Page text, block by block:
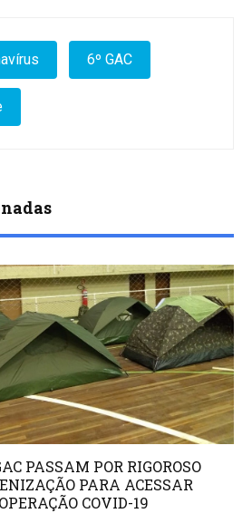
6º GAC
PASSAM POR RIGOROSO
PARA ACESSAR
COVID-19